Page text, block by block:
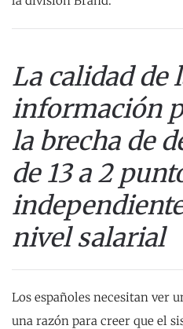
La calidad de
información
la brecha de
de 13 a 2
nivel salarial
Los españoles necesitan ver
una razón para creer que el